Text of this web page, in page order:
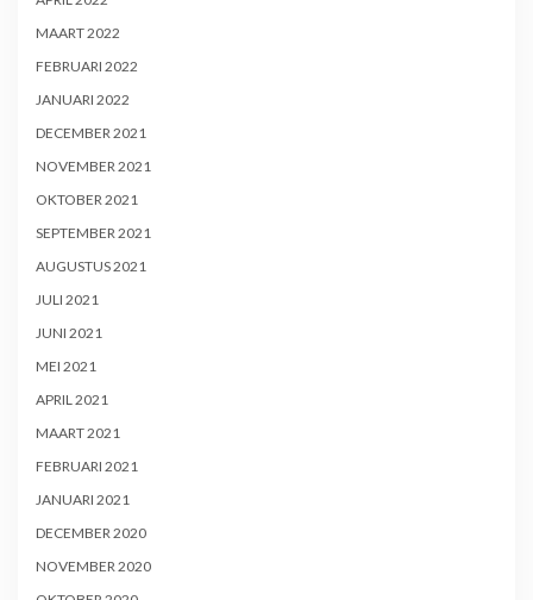
MAART 2022
FEBRUARI 2022
JANUARI 2022
DECEMBER 2021
NOVEMBER 2021
OKTOBER 2021
SEPTEMBER 2021
AUGUSTUS 2021
JULI 2021
JUNI 2021
MEI 2021
APRIL 2021
MAART 2021
FEBRUARI 2021
JANUARI 2021
DECEMBER 2020
NOVEMBER 2020